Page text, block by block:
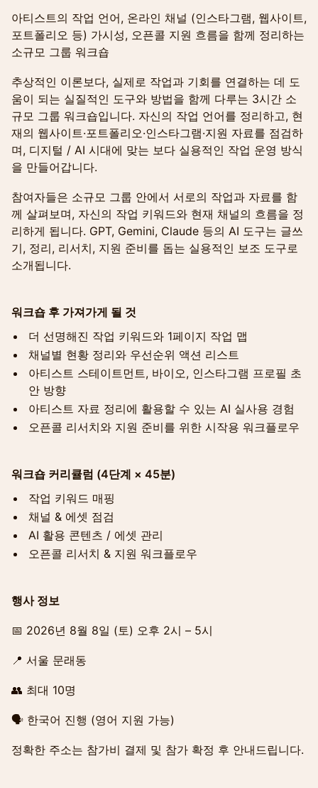
아티스트의 작업 언어, 온라인 채널 (인스타그램, 웹사이트,
포트폴리오 등) 가시성, 오픈콜 지원 흐름을 함께 정리하는
소규모 그룹 워크숍
추상적인 이론보다, 실제로 작업과 기회를 연결하는 데 도
움이 되는 실질적인 도구와 방법을 함께 다루는 3시간 소
규모 그룹 워크숍입니다. 자신의 작업 언어를 정리하고, 현
재의 웹사이트·포트폴리오·인스타그램·지원 자료를 점검하
며, 디지털 / AI 시대에 맞는 보다 실용적인 작업 운영 방식
을 만들어갑니다.
참여자들은 소규모 그룹 안에서 서로의 작업과 자료를 함
께 살펴보며, 자신의 작업 키워드와 현재 채널의 흐름을 정
리하게 됩니다. GPT, Gemini, Claude 등의 AI 도구는 글쓰
기, 정리, 리서치, 지원 준비를 돕는 실용적인 보조 도구로
소개됩니다.
워크숍 후 가져가게 될 것
더 선명해진 작업 키워드와 1페이지 작업 맵
채널별 현황 정리와 우선순위 액션 리스트
아티스트 스테이트먼트, 바이오, 인스타그램 프로필 초
안 방향
아티스트 자료 정리에 활용할 수 있는 AI 실사용 경험
오픈콜 리서치와 지원 준비를 위한 시작용 워크플로우
워크숍 커리큘럼 (4단계 × 45분)
작업 키워드 매핑
채널 & 에셋 점검
AI 활용 콘텐츠 / 에셋 관리
오픈콜 리서치 & 지원 워크플로우
행사 정보
📅 2026년 8월 8일 (토) 오후 2시 – 5시
📍 서울 문래동
👥 최대 10명
🗣 한국어 진행 (영어 지원 가능)
정확한 주소는 참가비 결제 및 참가 확정 후 안내드립니다.